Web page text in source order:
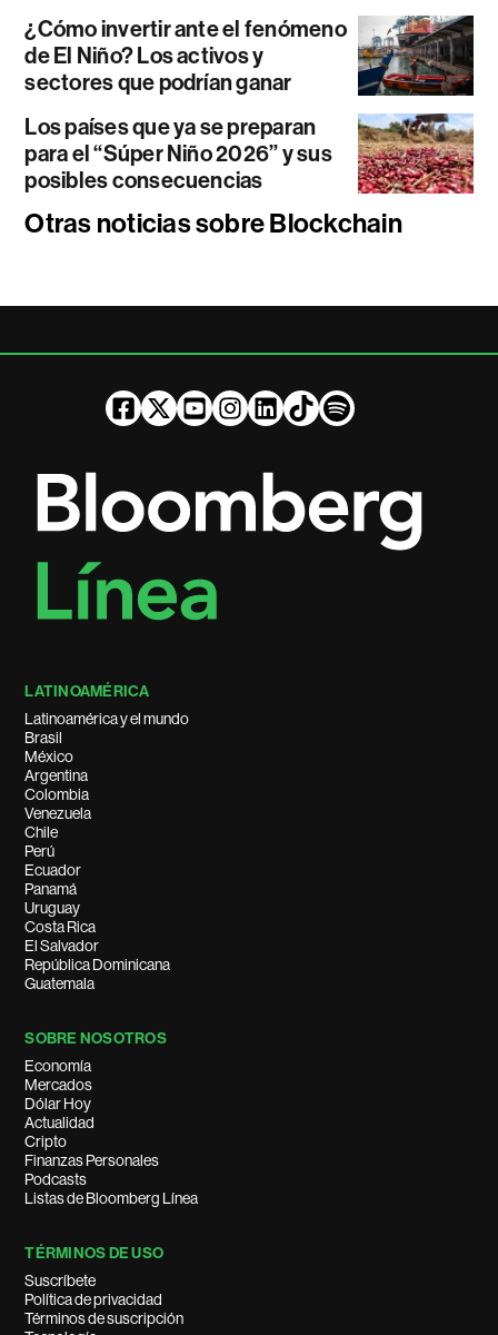
¿Cómo invertir ante el fenómeno
de El Niño? Los activos y
sectores que podrían ganar
Los países que ya se preparan
para el “Súper Niño 2026” y sus
posibles consecuencias
Otras noticias sobre Blockchain
LATINOAMÉRICA
Latinoamérica y el mundo
Brasil
México
Argentina
Colombia
Venezuela
Chile
Perú
Ecuador
Panamá
Uruguay
Costa Rica
El Salvador
República Dominicana
Guatemala
SOBRE NOSOTROS
Economía
Mercados
Dólar Hoy
Actualidad
Cripto
Finanzas Personales
Podcasts
Listas de Bloomberg Línea
TÉRMINOS DE USO
Suscríbete
Política de privacidad
Términos de suscripción